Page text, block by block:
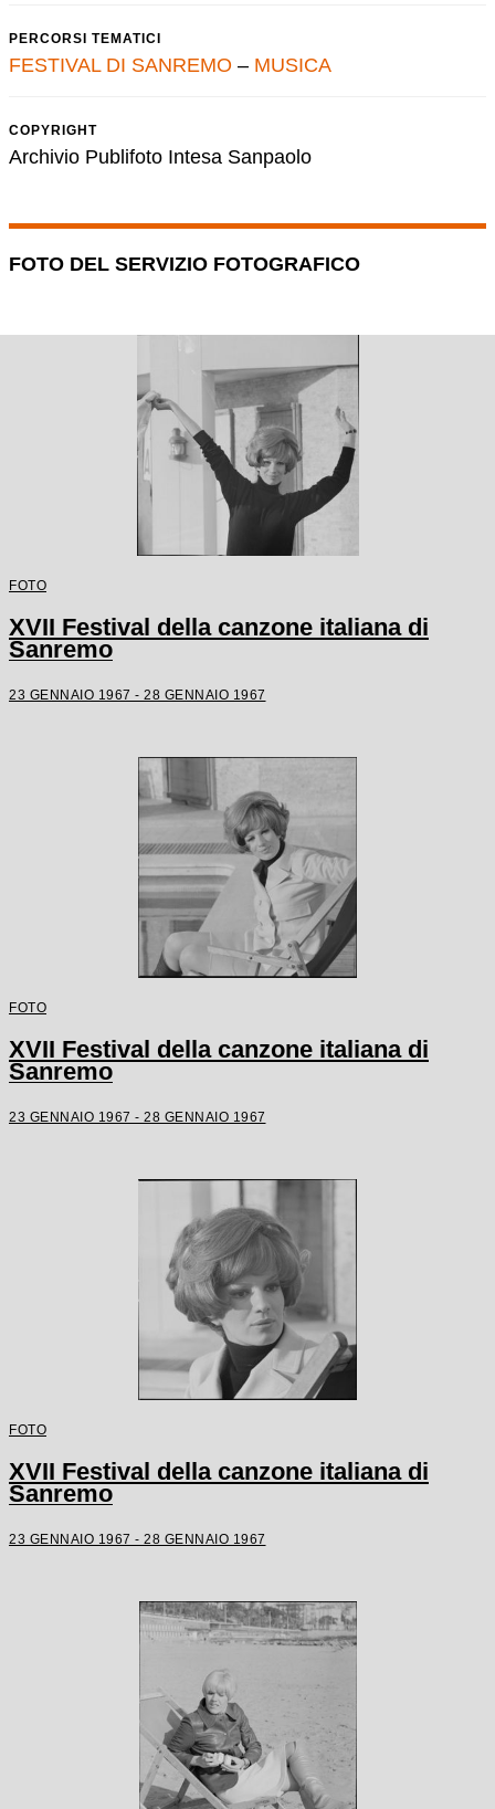
PERCORSI TEMATICI
FESTIVAL DI SANREMO – MUSICA
COPYRIGHT
Archivio Publifoto Intesa Sanpaolo
FOTO DEL SERVIZIO FOTOGRAFICO
FOTO
XVII Festival della canzone italiana di
Sanremo
23 GENNAIO 1967 - 28 GENNAIO 1967
FOTO
XVII Festival della canzone italiana di
Sanremo
23 GENNAIO 1967 - 28 GENNAIO 1967
FOTO
XVII Festival della canzone italiana di
Sanremo
23 GENNAIO 1967 - 28 GENNAIO 1967